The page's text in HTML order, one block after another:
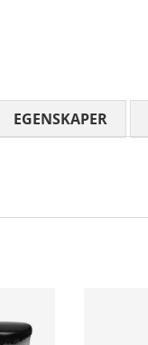
EGENSKAPER